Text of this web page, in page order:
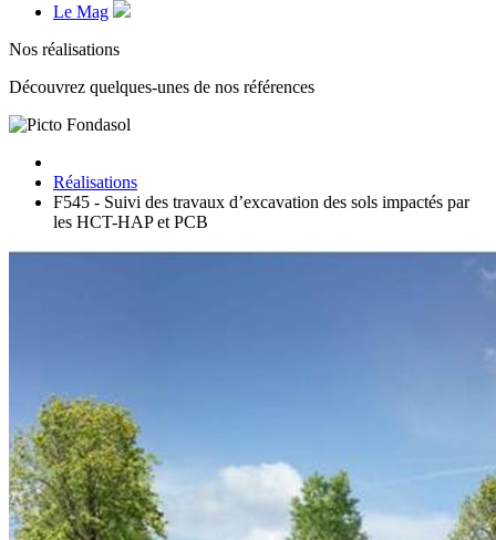
Le Mag
Nos réalisations
Découvrez quelques-unes de nos références
Réalisations
F545 - Suivi des travaux d’excavation des sols impactés par
les HCT-HAP et PCB